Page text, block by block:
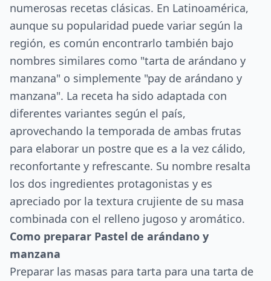
numerosas recetas clásicas. En Latinoamérica,
aunque su popularidad puede variar según la
región, es común encontrarlo también bajo
nombres similares como "tarta de arándano y
manzana" o simplemente "pay de arándano y
manzana". La receta ha sido adaptada con
diferentes variantes según el país,
aprovechando la temporada de ambas frutas
para elaborar un postre que es a la vez cálido,
reconfortante y refrescante. Su nombre resalta
los dos ingredientes protagonistas y es
apreciado por la textura crujiente de su masa
combinada con el relleno jugoso y aromático.
Como preparar Pastel de arándano y
manzana
Preparar las masas para tarta para una tarta de